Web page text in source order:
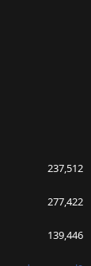
237,512
277,422
139,446